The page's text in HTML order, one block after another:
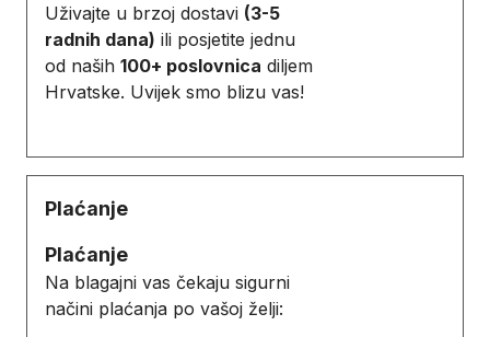
Uživajte u brzoj dostavi (3-5
radnih dana) ili posjetite jednu
od naših 100+ poslovnica diljem
Hrvatske. Uvijek smo blizu vas!
Plaćanje
Plaćanje
Na blagajni vas čekaju sigurni
načini plaćanja po vašoj želji: